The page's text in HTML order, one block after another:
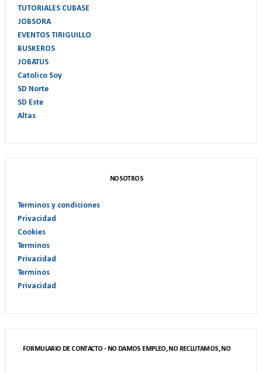
TUTORIALES CUBASE
JOBSORA
EVENTOS TIRIGUILLO
BUSKEROS
JOBATUS
Catolico Soy
SD Norte
SD Este
Altas
NOSOTROS
Terminos y condiciones
Privacidad
Cookies
Terminos
Privacidad
Terminos
Privacidad
FORMULARIO DE CONTACTO - NO DAMOS EMPLEO, NO RECLUTAMOS, NO